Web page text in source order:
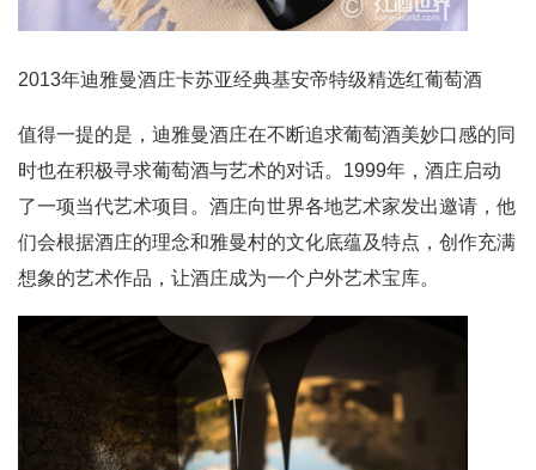
2013年迪雅曼酒庄卡苏亚经典基安帝特级精选红葡萄酒
值得一提的是，迪雅曼酒庄在不断追求葡萄酒美妙口感的同
时也在积极寻求葡萄酒与艺术的对话。1999年，酒庄启动
了一项当代艺术项目。酒庄向世界各地艺术家发出邀请，他
们会根据酒庄的理念和雅曼村的文化底蕴及特点，创作充满
想象的艺术作品，让酒庄成为一个户外艺术宝库。